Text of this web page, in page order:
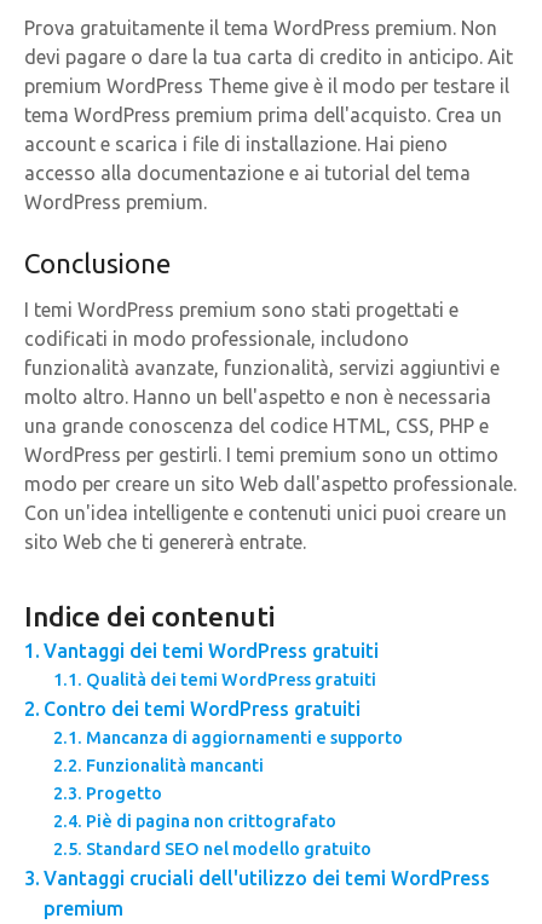
Prova gratuitamente il tema WordPress premium. Non
devi pagare o dare la tua carta di credito in anticipo. Ait
premium WordPress Theme give è il modo per testare il
tema WordPress premium prima dell'acquisto. Crea un
account e scarica i file di installazione. Hai pieno
accesso alla documentazione e ai tutorial del tema
WordPress premium.
Conclusione
I temi WordPress premium sono stati progettati e
codificati in modo professionale, includono
funzionalità avanzate, funzionalità, servizi aggiuntivi e
molto altro. Hanno un bell'aspetto e non è necessaria
una grande conoscenza del codice HTML, CSS, PHP e
WordPress per gestirli. I temi premium sono un ottimo
modo per creare un sito Web dall'aspetto professionale.
Con un'idea intelligente e contenuti unici puoi creare un
sito Web che ti genererà entrate.
Indice dei contenuti
Vantaggi dei temi WordPress gratuiti
Qualità dei temi WordPress gratuiti
Contro dei temi WordPress gratuiti
Mancanza di aggiornamenti e supporto
Funzionalità mancanti
Progetto
Piè di pagina non crittografato
Standard SEO nel modello gratuito
Vantaggi cruciali dell'utilizzo dei temi WordPress
premium